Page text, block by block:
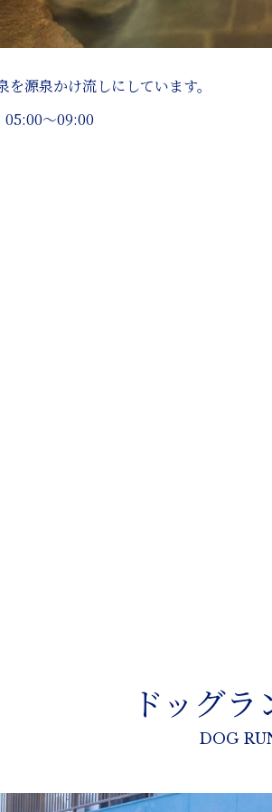
源泉かけ流しにしています。
05:00～09:00
ドッグ
DOG